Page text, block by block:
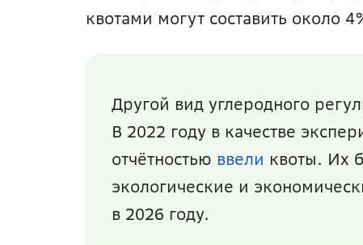
квотами могут составить около
Другой вид углеродного
В 2022 году в качестве
отчётностью ввели квоты. Их
экологические и
в 2026 году.